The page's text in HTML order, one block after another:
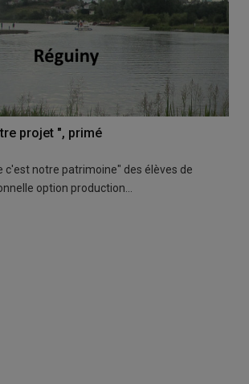
projet ", primé
c'est notre patrimoine" des élèves de
option production…